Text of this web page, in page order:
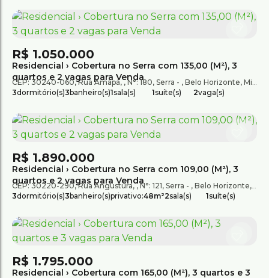
Residencial › Cobertura no Serra com 135,00 (M²), 3
quartos e 2 vagas para Venda
R$ 1.050.000
CEP: 30240-060,Rua Amapá ,N°:180, Serra , Belo Horizonte, Minas Gerais
3dormitório(s)3banheiro(s)1sala(s) 1suíte(s) 2vaga(s)
Residencial › Cobertura no Serra com 109,00 (M²), 3
quartos e 2 vagas para Venda
R$ 1.890.000
CEP: 30220-290,Rua Angustura ,N°: 121, Serra , Belo Horizonte,
3dormitório(s)3banheiro(s)privativo:48m²2sala(s) 1suíte(s)
Residencial › Cobertura com 165,00 (M²), 3 quartos e 3
R$ 1.795.000